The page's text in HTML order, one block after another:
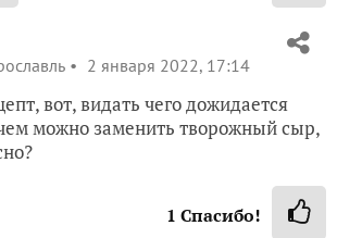
2 января 2022, 17:14
вот, видать чего дожидается
можно заменить творожный сыр,
1 Спасибо!